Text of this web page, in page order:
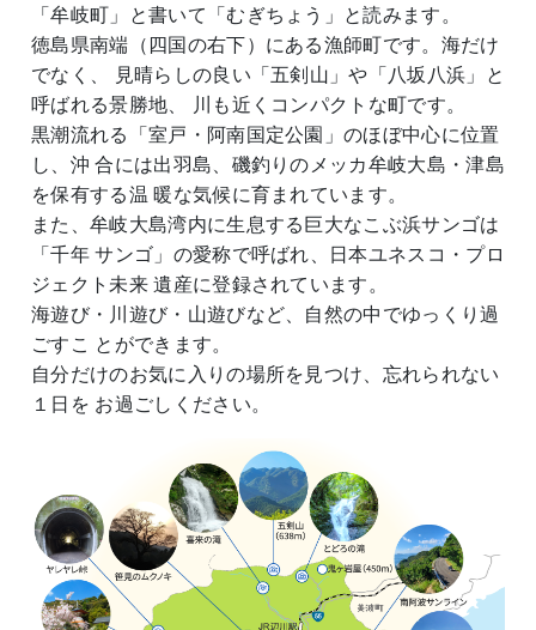
「牟岐町」と書いて「むぎちょう」と読みます。
徳島県南端（四国の右下）にある漁師町です。海だけ
でなく、
見晴らしの良い「五剣山」や「八坂八浜」と
呼ばれる景勝地、
川も近くコンパクトな町です。
黒潮流れる「室戸・阿南国定公園」のほぼ中心に位置
し、沖 合には出羽島、磯釣りのメッカ牟岐大島・津島
を保有する温 暖な気候に育まれています。
また、牟岐大島湾内に生息する巨大なこぶ浜サンゴは
「千年サンゴ」の愛称で呼ばれ、日本ユネスコ・プロ
ジェクト未来遺産に登録されています。
海遊び・川遊び・山遊びなど、自然の中でゆっくり過
ごすこ とができます。
自分だけのお気に入りの場所を見つけ、忘れられない
１日を お過ごしください。